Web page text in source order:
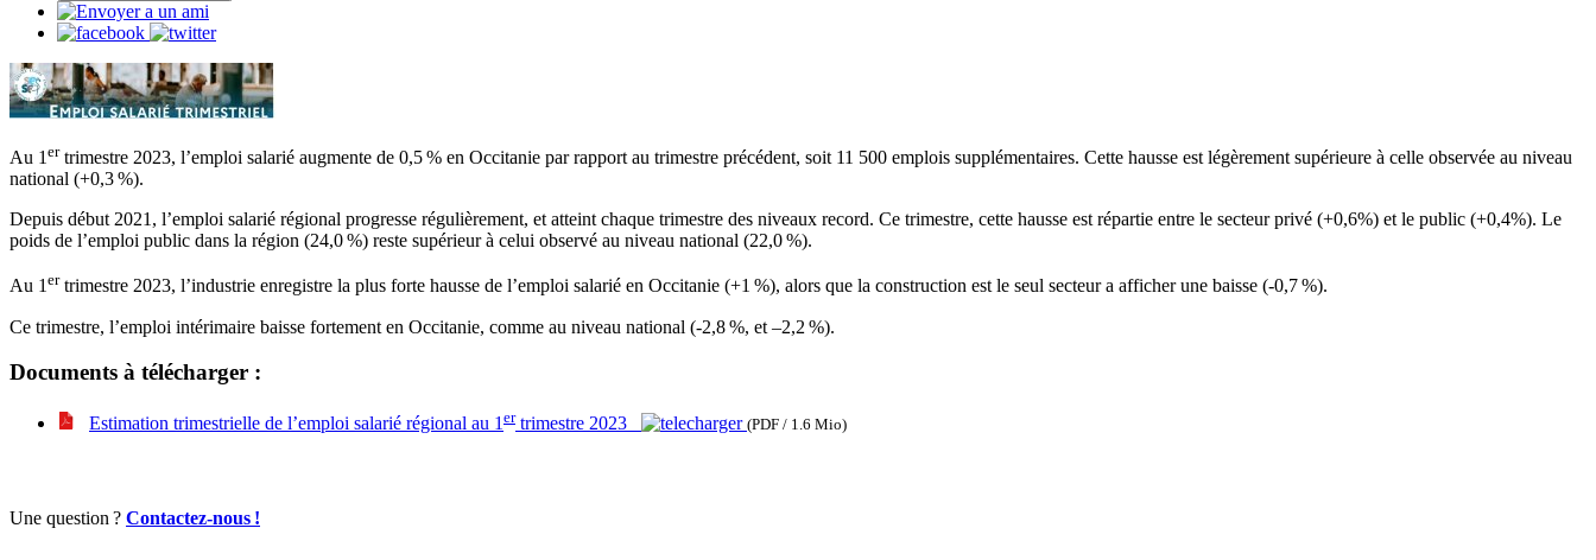
Au 1 ertrimestre 2023, l’emploi salarié augmente de 0,5% en Occitanie par rapport au trimestre précédent, soit 11 500 emplois supplémentaires. Cette hausse est légèrement supérieure à celle observée au niveau
national (+0,3%).
Depuis début 2021, l’emploi salarié régional progresse régulièrement, et atteint chaque trimestre des niveaux record. Ce trimestre, cette hausse est répartie entre le secteur privé (+0,6%) et le public (+0,4%). Le
poids de l’emploi public dans la région (24,0%) reste supérieur à celui observé au niveau national (22,0%).
Au 1ertrimestre 2023, l’industrie enregistre la plus forte hausse de l’emploi salarié en Occitanie (+1 %), alors que la construction est le seul secteur a afficher une baisse (-0,7%).
Ce trimestre, l’emploi intérimaire baisse fortement en Occitanie, comme au niveau national (-2,8%, et –2,2 %).
Documents à télécharger :
Estimation trimestrielle de l’emploi salarié régional au 1 ertrimestre 2023 (PDF / 1.6 Mio)
Une question ? Contactez-nous !